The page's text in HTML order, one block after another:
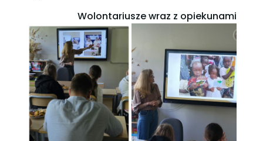
Wolontariusze wraz z opiekunami